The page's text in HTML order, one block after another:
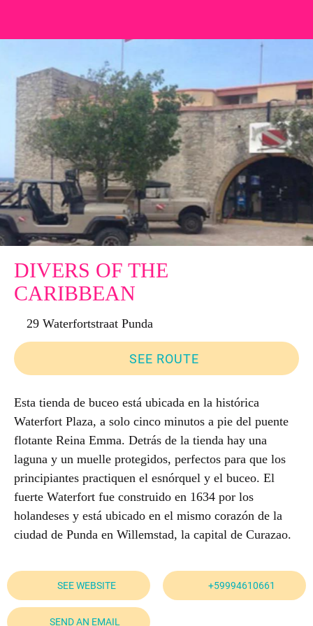
DIVERS OF THE
CARIBBEAN
29 Waterfortstraat Punda
SEE ROUTE
Esta tienda de buceo está ubicada en la histórica
Waterfort Plaza, a solo cinco minutos a pie del puente
flotante Reina Emma. Detrás de la tienda hay una
laguna y un muelle protegidos, perfectos para que los
principiantes practiquen el esnórquel y el buceo. El
fuerte Waterfort fue construido en 1634 por los
holandeses y está ubicado en el mismo corazón de la
ciudad de Punda en Willemstad, la capital de Curazao.
SEE WEBSITE +59994610661
SEND AN EMAIL